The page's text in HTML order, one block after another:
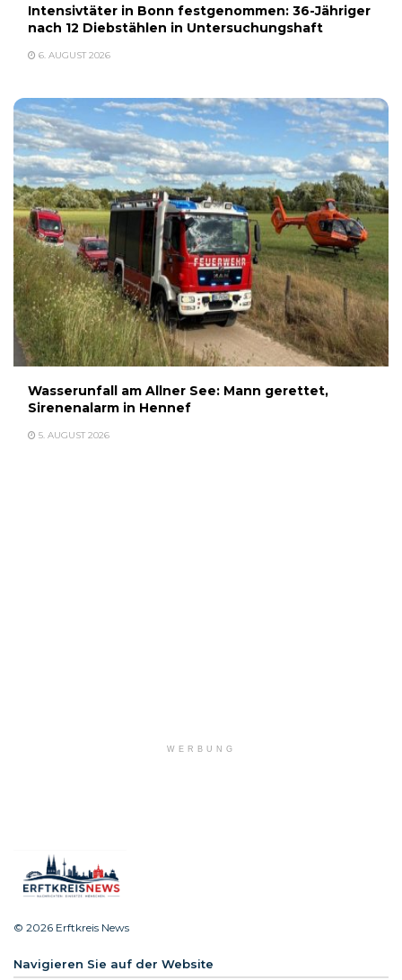
Intensivtäter in Bonn festgenommen: 36-Jähriger
nach 12 Diebstählen in Untersuchungshaft
6. AUGUST 2026
Wasserunfall am Allner See: Mann gerettet,
Sirenenalarm in Hennef
5. AUGUST 2026
WERBUNG
© 2026 Erftkreis News
Navigieren Sie auf der Website